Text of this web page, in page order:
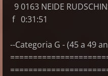
9 0163 NEIDE
f 0:31:51
--Categoria G - (45 a 49